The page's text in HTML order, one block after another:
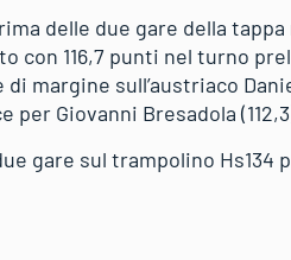
delle due gare della
con 116,7 punti nel turno
di margine sull’austriaco
Giovanni Bresadola
gare sul trampolino Hs134